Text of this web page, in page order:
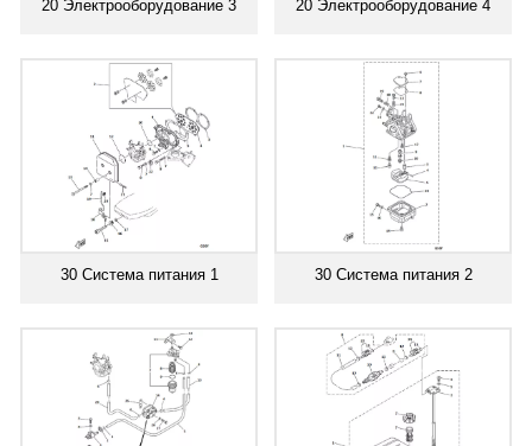
20 Электрооборудование 3 20 Электрооборудование 4
30 Система питания 1 30 Система питания 2